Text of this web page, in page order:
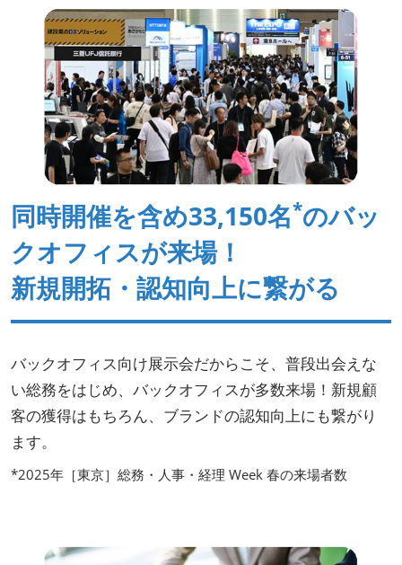
同時開催を含め33,150名*のバッ
クオフィスが来場！
新規開拓・認知向上に繋がる
バックオフィス向け展示会だからこそ、普段出会えな
い総務をはじめ、バックオフィスが多数来場！新規顧
客の獲得はもちろん、ブランドの認知向上にも繋がり
ます。
*2025年［東京］総務・人事・経理 Week 春の来場者数